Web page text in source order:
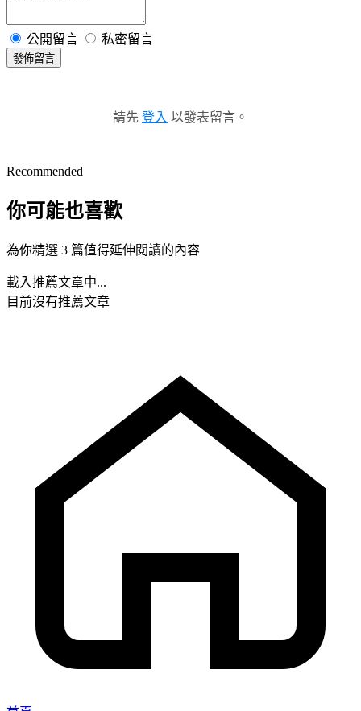
公開留言 私密留言
發佈留言
請先 登入 以發表留言。
Recommended
你可能也喜歡
為你精選 3 篇值得延伸閱讀的內容
載入推薦文章中...
目前沒有推薦文章